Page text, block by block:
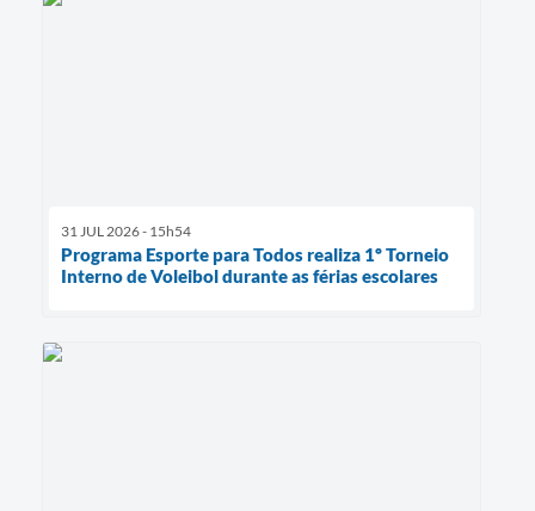
31 JUL 2026 - 15h54
Programa Esporte para Todos realiza 1º Torneio
Interno de Voleibol durante as férias escolares